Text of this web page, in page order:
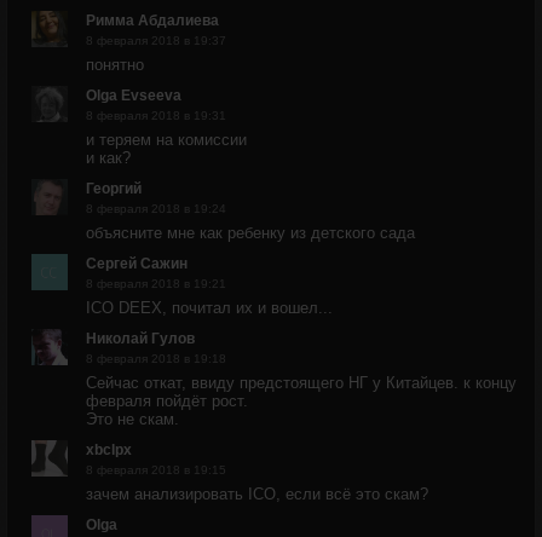
Римма Абдалиева
8 февраля 2018 в 19:37
понятно
Olga Evseeva
8 февраля 2018 в 19:31
и теряем на комиссии
и как?
Георгий
8 февраля 2018 в 19:24
объясните мне как ребенку из детского сада
Сергей Сажин
8 февраля 2018 в 19:21
ICO DEEX, почитал их и вошел...
Николай Гулов
8 февраля 2018 в 19:18
Сейчас откат, ввиду предстоящего НГ у Китайцев. к концу
февраля пойдёт рост.
Это не скам.
xbclpx
8 февраля 2018 в 19:15
зачем анализировать ICO, если всё это скам?
Olga